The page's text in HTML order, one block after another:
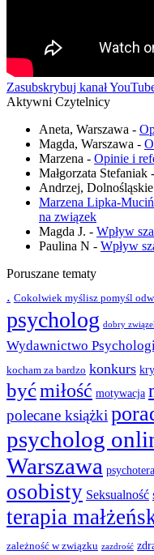
Zasubskrybuj kanał
Aktywni Czytelnicy
Aneta, Warszawa -
Magda, Warszawa -
Marzena - Opinie i
Małgorzata Stefaniak -
Andrzej, Dolnośląskie
Marzena Lipka-
na związek
Magda J. - Wpływ
Paulina N - Wpływ
Poruszane tematy
. Cokolwiek myślisz pomyśl
psycholog dobry
Wydawnictwo
kocham za bardzo konkurs
byćmiłość motywacja
polecane książki
psycholog
Warszawa
osobisty Seksualność
terapia
zależność w związku zazdrość